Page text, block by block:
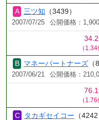
三ツ知 （3439）
2007/07/25 公開価格：
（1.34
マネーパートナーズ
2007/06/21 公開価格：
（1.76
タカギセイコー （4242